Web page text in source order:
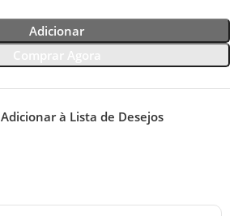
Adicionar
Adicionar à Lista de Desejos